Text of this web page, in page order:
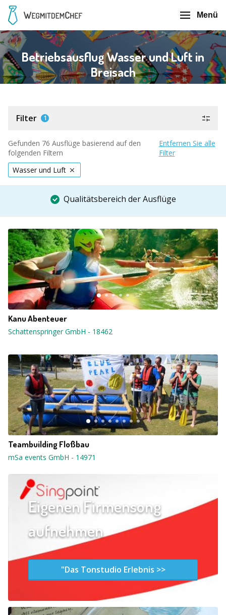
Menü
Betriebsausflug Wasser und Luft in
Breisach
Filter 1
Gefunden 76 Ausflüge basierend auf den
folgenden Filtern
Entfernen Sie alle
Filter
Wasser und Luft
Qualitätsbereich der Ausflüge
Kanu Abenteuer
Schattenspringer GmbH - 18462
Teambuilding Floßbau
mSa events GmbH - 14971
Eigenen Firmensong
aufnehmen
"Das Tonstudio Erlebnis >>